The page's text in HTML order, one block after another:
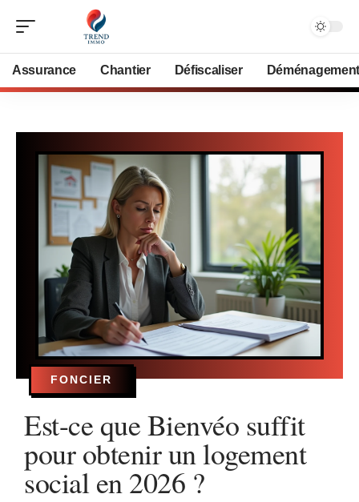
Assurance Chantier Défiscaliser Déménagement
FONCIER
Est-ce que Bienvéo suffit
pour obtenir un logement
social en 2026 ?